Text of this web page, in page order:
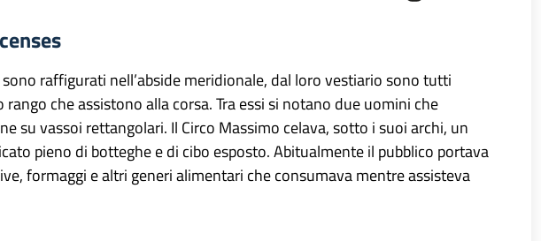
raffigurati nell’abside meridionale, dal loro vestiario sono tutti
rango che assistono alla corsa. Tra essi si notano due uomini che
su vassoi rettangolari. Il Circo Massimo celava, sotto i suoi archi, un
pieno di botteghe e di cibo esposto. Abitualmente il pubblico portava
formaggi e altri generi alimentari che consumava mentre assisteva